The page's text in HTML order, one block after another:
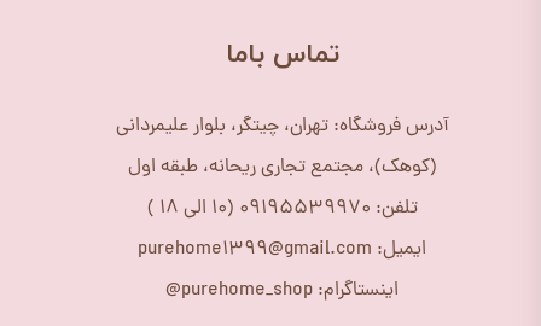
​تماس باما
آدرس فروشگاه: تهران، چیتگر، بلوار علیمردانی
(کوهک)، مجتمع تجاری ریحانه، طبقه اول
تلفن: 09195539970 (10 الی 18 )
ایمیل: purehome1399@gmail.com
اینستاگرام: purehome_shop@